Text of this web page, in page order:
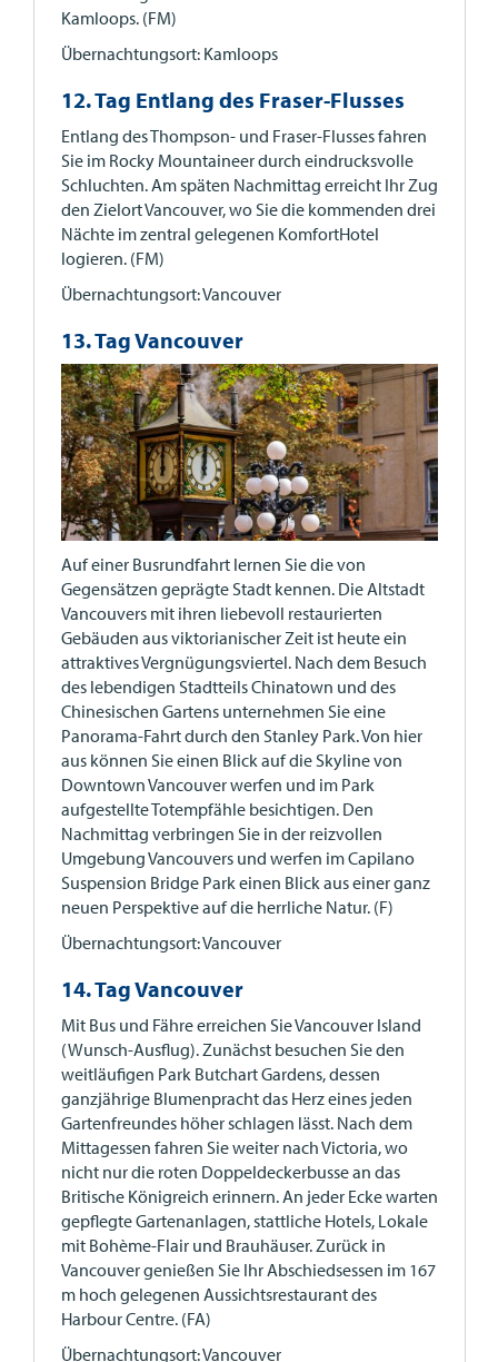
Kamloops. (FM)
Übernachtungsort: Kamloops
12. Tag Entlang des Fraser-Flusses
Entlang des Thompson- und Fraser-Flusses fahren
Sie im Rocky Mountaineer durch eindrucksvolle
Schluchten. Am späten Nachmittag erreicht Ihr Zug
den Zielort Vancouver, wo Sie die kommenden drei
Nächte im zentral gelegenen KomfortHotel
logieren. (FM)
Übernachtungsort: Vancouver
13. Tag Vancouver
Auf einer Busrundfahrt lernen Sie die von
Gegensätzen geprägte Stadt kennen. Die Altstadt
Vancouvers mit ihren liebevoll restaurierten
Gebäuden aus viktorianischer Zeit ist heute ein
attraktives Vergnügungsviertel. Nach dem Besuch
des lebendigen Stadtteils Chinatown und des
Chinesischen Gartens unternehmen Sie eine
Panorama-Fahrt durch den Stanley Park. Von hier
aus können Sie einen Blick auf die Skyline von
Downtown Vancouver werfen und im Park
aufgestellte Totempfähle besichtigen. Den
Nachmittag verbringen Sie in der reizvollen
Umgebung Vancouvers und werfen im Capilano
Suspension Bridge Park einen Blick aus einer ganz
neuen Perspektive auf die herrliche Natur. (F)
Übernachtungsort: Vancouver
14. Tag Vancouver
Mit Bus und Fähre erreichen Sie Vancouver Island
(Wunsch-Ausflug). Zunächst besuchen Sie den
weitläufigen Park Butchart Gardens, dessen
ganzjährige Blumenpracht das Herz eines jeden
Gartenfreundes höher schlagen lässt. Nach dem
Mittagessen fahren Sie weiter nach Victoria, wo
nicht nur die roten Doppeldeckerbusse an das
Britische Königreich erinnern. An jeder Ecke warten
gepflegte Gartenanlagen, stattliche Hotels, Lokale
mit Bohème-Flair und Brauhäuser. Zurück in
Vancouver genießen Sie Ihr Abschiedsessen im 167
m hoch gelegenen Aussichtsrestaurant des
Harbour Centre. (FA)
Übernachtungsort: Vancouver